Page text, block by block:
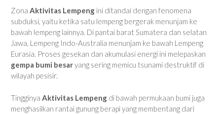
Zona Aktivitas Lempeng ini ditandai dengan fenomena
subduksi, yaitu ketika satu lempeng bergerak menunjam ke
bawah lempeng lainnya. Di pantai barat Sumatera dan selatan
Jawa, Lempeng Indo-Australia menunjam ke bawah Lempeng
Eurasia. Proses gesekan dan akumulasi energi ini melepaskan
gempa bumi besaryang sering memicu tsunami destruktif di
wilayah pesisir.
Tingginya Aktivitas Lempeng di bawah permukaan bumi juga
menghasilkan rantai gunung berapi yang membentang dari